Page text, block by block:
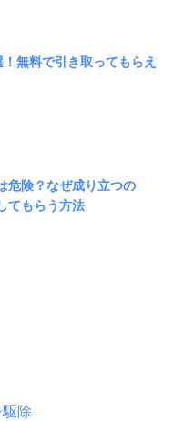
無料で引き取ってもらえ
危険？なぜ成り立つの
てもらう方法
除